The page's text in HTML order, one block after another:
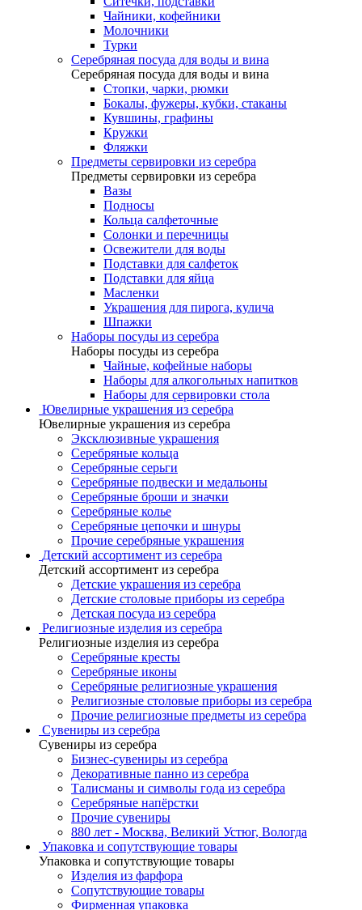
Чайники, кофейники
Молочники
Турки
Серебряная посуда для воды и вина
Серебряная посуда для воды и вина
Стопки, чарки, рюмки
Бокалы, фужеры, кубки, стаканы
Кувшины, графины
Кружки
Фляжки
Предметы сервировки из серебра
Предметы сервировки из серебра
Вазы
Подносы
Кольца салфеточные
Солонки и перечницы
Освежители для воды
Подставки для салфеток
Подставки для яйца
Масленки
Украшения для пирога, кулича
Шпажки
Наборы посуды из серебра
Наборы посуды из серебра
Чайные, кофейные наборы
Наборы для алкогольных напитков
Наборы для сервировки стола
Ювелирные украшения из серебра
Ювелирные украшения из серебра
Эксклюзивные украшения
Серебряные кольца
Серебряные серьги
Серебряные подвески и медальоны
Серебряные броши и значки
Серебряные колье
Серебряные цепочки и шнуры
Прочие серебряные украшения
Детский ассортимент из серебра
Детский ассортимент из серебра
Детские украшения из серебра
Детские столовые приборы из серебра
Детская посуда из серебра
Религиозные изделия из серебра
Религиозные изделия из серебра
Серебряные кресты
Серебряные иконы
Серебряные религиозные украшения
Религиозные столовые приборы из серебра
Прочие религиозные предметы из серебра
Сувениры из серебра
Сувениры из серебра
Бизнес-сувениры из серебра
Декоративные панно из серебра
Талисманы и символы года из серебра
Серебряные напёрстки
Прочие сувениры
880 лет - Москва, Великий Устюг, Вологда
Упаковка и сопутствующие товары
Упаковка и сопутствующие товары
Изделия из фарфора
Сопутствующие товары
Фирменная упаковка